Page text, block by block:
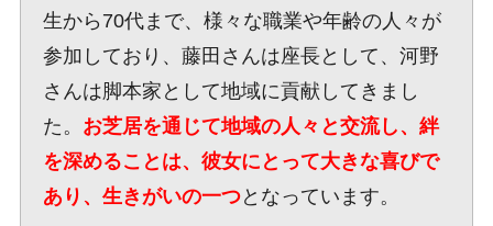
生から70代まで、様々な職業や年齢の人々が
参加しており、藤田さんは座長として、河野
さんは脚本家として地域に貢献してきまし
た。 お芝居を通じて地域の人々と交流し、絆
を深めることは、彼女にとって大きな喜びで
あり、生きがいの一つとなっています。